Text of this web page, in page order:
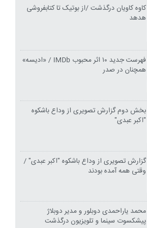
کاوه کاویان درگذشت /از بوتیک تا کتابفروشی
هدهد
فهرست جدید ۱۰ اثر محبوب IMDb / «ادیسه»
همچنان در صدر
بخش دوم گزارش تصویری از وداع باشکوه
"اکبر عبدی"
گزارش تصویری از وداع باشکوه "اکبر عبدی" /
وقتی همه آمده بودند
محمد یاراحمدی دوبلور و مدیر دوبلاژ
پیشکسوت سینما و تلویزیون درگذشت